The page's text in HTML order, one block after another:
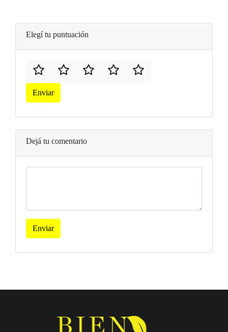
Elegí tu puntuación
Enviar
Dejá tu comentario
Enviar